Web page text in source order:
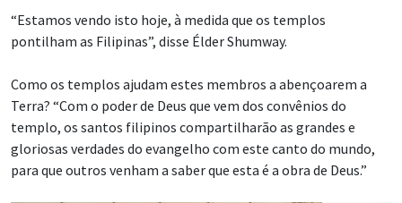
“Estamos vendo isto hoje, à medida que os templos
pontilham as Filipinas”, disse Élder Shumway.
Como os templos ajudam estes membros a abençoarem a
Terra? “Com o poder de Deus que vem dos convênios do
templo, os santos filipinos compartilharão as grandes e
gloriosas verdades do evangelho com este canto do mundo,
para que outros venham a saber que esta é a obra de Deus.”